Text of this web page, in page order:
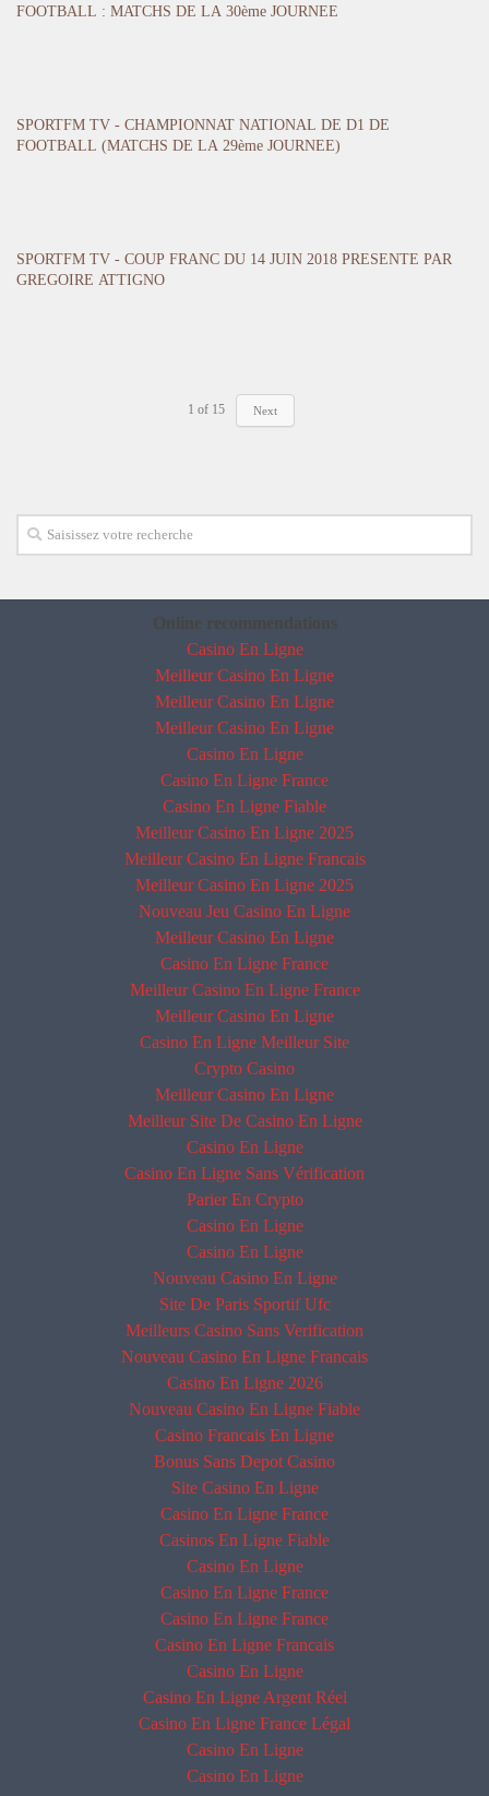
FOOTBALL : MATCHS DE LA 30ème JOURNEE
SPORTFM TV - CHAMPIONNAT NATIONAL DE D1 DE
FOOTBALL (MATCHS DE LA 29ème JOURNEE)
SPORTFM TV - COUP FRANC DU 14 JUIN 2018 PRESENTE PAR
GREGOIRE ATTIGNO
1 of 15 Next
Online recommendations
Casino En Ligne
Meilleur Casino En Ligne
Meilleur Casino En Ligne
Meilleur Casino En Ligne
Casino En Ligne
Casino En Ligne France
Casino En Ligne Fiable
Meilleur Casino En Ligne 2025
Meilleur Casino En Ligne Francais
Meilleur Casino En Ligne 2025
Nouveau Jeu Casino En Ligne
Meilleur Casino En Ligne
Casino En Ligne France
Meilleur Casino En Ligne France
Meilleur Casino En Ligne
Casino En Ligne Meilleur Site
Crypto Casino
Meilleur Casino En Ligne
Meilleur Site De Casino En Ligne
Casino En Ligne
Casino En Ligne Sans Vérification
Parier En Crypto
Casino En Ligne
Casino En Ligne
Nouveau Casino En Ligne
Site De Paris Sportif Ufc
Meilleurs Casino Sans Verification
Nouveau Casino En Ligne Francais
Casino En Ligne 2026
Nouveau Casino En Ligne Fiable
Casino Francais En Ligne
Bonus Sans Depot Casino
Site Casino En Ligne
Casino En Ligne France
Casinos En Ligne Fiable
Casino En Ligne
Casino En Ligne France
Casino En Ligne France
Casino En Ligne Francais
Casino En Ligne
Casino En Ligne Argent Réel
Casino En Ligne France Légal
Casino En Ligne
Casino En Ligne